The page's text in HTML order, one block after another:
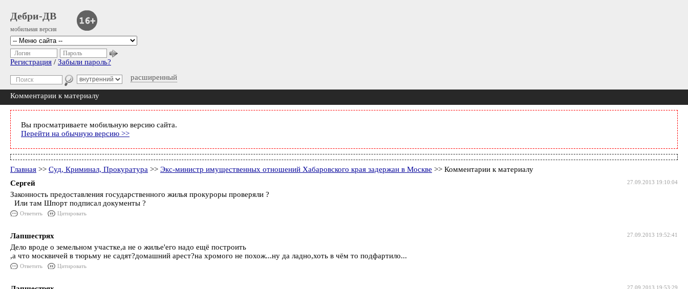
Дебри-ДВ
мобильная версия
расширенный
Логин Пароль
Регистрация / Забыли пароль?
Комментарии к материалу
Вы просматриваете мобильную версию сайта.
Перейти на обычную версию >>
Главная >> Суд, Криминал, Прокуратура >> Экс-министр имущественных отношений Хабаровского края задержан в Москве >> Комментарии к материалу
27.09.2013 19:10:04
Сергей
Законность предоставления государственного жилья прокуроры проверяли ?
Или там Шпорт подписал документы ?
Ответить Цитировать
27.09.2013 19:52:41
Лапшестрях
Дело вроде о земельном участке,а не о жилье'его надо ещё построить
,а что москвичей в тюрьму не садят?домашний арест?на хромого не похож...ну да ладно,хоть в чём то подфартило...
Ответить Цитировать
27.09.2013 19:53:29